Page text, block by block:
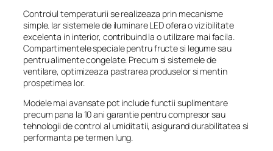
Controlul temperaturii se realizeaza prin mecanisme
simple. Iar sistemele de iluminare LED ofera o vizibilitate
excelenta in interior, contribuind la o utilizare mai facila.
Compartimentele speciale pentru fructe si legume sau
pentru alimente congelate. Precum si sistemele de
ventilare, optimizeaza pastrarea produselor si mentin
prospetimea lor.
Modele mai avansate pot include functii suplimentare
precum pana la 10 ani garantie pentru compresor sau
tehnologii de control al umiditatii, asigurand durabilitatea si
performanta pe termen lung.